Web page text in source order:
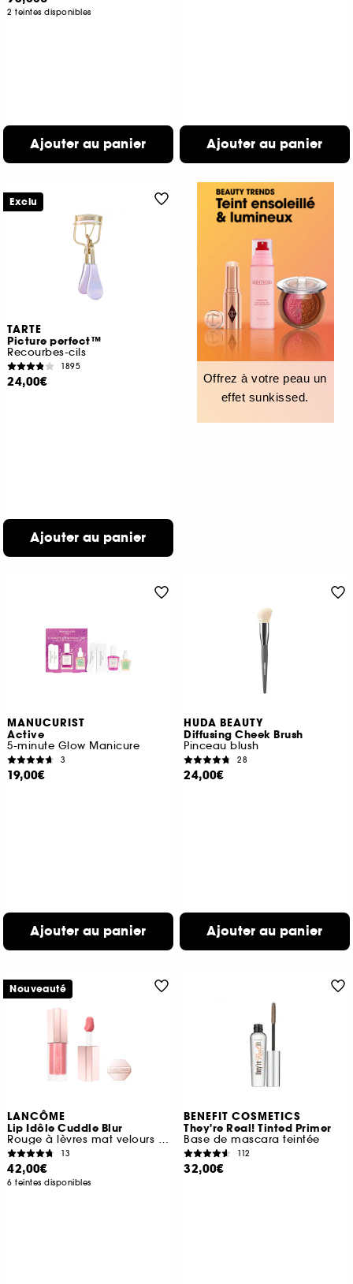
2 teintes disponibles
Ajouter au panier Ajouter au panier
TARTE
Picture perfect™
Recourbes-cils
1895
24,00€
Ajouter au panier
Exclu
Offrez à votre peau un
effet sunkissed.
MANUCURIST
Active
5-minute Glow Manicure
3
19,00€
Ajouter au panier
HUDA BEAUTY
Diffusing Cheek Brush
Pinceau blush
28
24,00€
Ajouter au panier
LANCÔME
Lip Idôle Cuddle Blur
Rouge à lèvres mat velours floutant enrichi en soin
13
42,00€
6 teintes disponibles
Nouveauté
BENEFIT COSMETICS
They're Real! Tinted Primer
Base de mascara teintée
112
32,00€